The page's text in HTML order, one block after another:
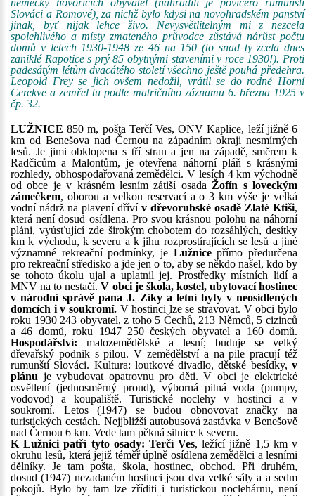
německy hovořících obyvatel (nahradili je povícero rumunští
Slováci a Romové), za nichž bylo kdysi na novohradském panství
jinak, byť nijak lehce živo. Nevysvětlitelným mi z nezcela
spolehlivého a místy zmateného průvodce zůstává nárůst počtu
domů v letech 1930-1948 ze 46 na 150 (to snad ty zcela dnes
zaniklé Rapotice s prý 85 obytnými staveními v roce 1930!). Proti
padesátým létům dvacátého století všechno ještě pouhá předehra.
Leopold Frey se jich ovšem nedožil, vrátil se do rodné Horní
Cerekve a zemřel tu podle matričního záznamu 6. března 1925 v
čp. 32.
LUŽNICE 850 m, pošta Terčí Ves, ONV Kaplice, leží jižně 6
km od Benešova nad Černou na západním okraji nesmírných
lesů. Je jimi obklopena s tří stran a jen na západě, směrem k
Radčicům a Malontům, je otevřena náhorní pláň s krásnými
rozhledy, obhospodařovaná zemědělci. V lesích 4 km východně
od obce je v krásném lesním zátiší osada Žofín s loveckým
zámečkem, oborou a velkou reservací a o 3 km výše je velká
vodní nádrž na plavení dříví v dřevorubské osadě Zlaté Ktiši,
která není dosud osídlena. Pro svou krásnou polohu na náhorní
pláni, vyúsťující zde širokým chobotem do rozsáhlých, desítky
km k východu, k severu a k jihu rozprostírajících se lesů a jiné
významné rekreační podmínky, je Lužnicepřímo předurčena
pro rekreační středisko a jde jen o to, aby se někdo našel, kdo by
se tohoto úkolu ujal a uplatnil jej. Prostředky místních lidí a
MNV na to nestačí.V obci je škola, kostel, ubytovací hostinec
v národní správě pana J. Zíky a letní byty v neosídlených
domcích i v soukromí.V hostinci lze se stravovat. V obci bylo
roku 1930 243 obyvatel, z toho 5 Čechů, 213 Němců, 5 cizinců
a 46 domů, roku 1947 250 českých obyvatel a 160 domů.
Hospodářství: malozemědělské a lesní; buduje se velký
dřevařský podnik s pilou. V zemědělství a na pile pracují též
rumunští Slováci. Kultura: loutkové divadlo, dětské besídky, v
plánu je vybudovat opatrovnu pro děti. V obci je elektrické
osvětlení (jednosměrný proud), výborná pitná voda (pumpy,
vodovod) a koupaliště. Turistické noclehy v hostinci a v
soukromí. Letos (1947) se budou obnovovat značky na
turistických cestách. Nejjbližší autobusová zastávka v Benešově
nad Černou 6 km. Vede tam pěkná silnice k severu.
K Lužnici patří tyto osady: Terčí Ves, ležící jižně 1,5 km v
okruhu lesů, která jejiž téměř úplně osídlena zemědělci a lesními
dělníky. Je tam pošta, škola, hostinec, obchod. Při druhém,
dosud (1947) nezadaném hostinci jsou dva velké sály a a sedm
pokojů. Bylo by tam lze zříditi i turistickou noclehárnu, není